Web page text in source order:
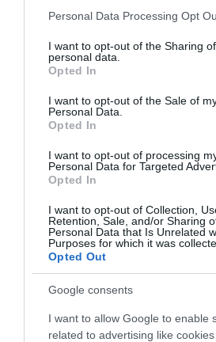
Please note that this website/app
not limited to your visit or usage
grant or deny consent to Google and
use your data for below specified
consent section.
Personal Data Processing Opt
I want to opt-out of the Sharing
personal data.
Opted In
I want to opt-out of the Sale of
Personal Data.
Opted In
I want to opt-out of processing
Personal Data for Targeted
Opted In
I want to opt-out of Collection,
Retention, Sale, and/or Sharing
Personal Data that Is Unrelated
Purposes for which it was
Opted Out
Google consents
I want to allow Google to enable
related to advertising like
Értékelések
5.0
2 0